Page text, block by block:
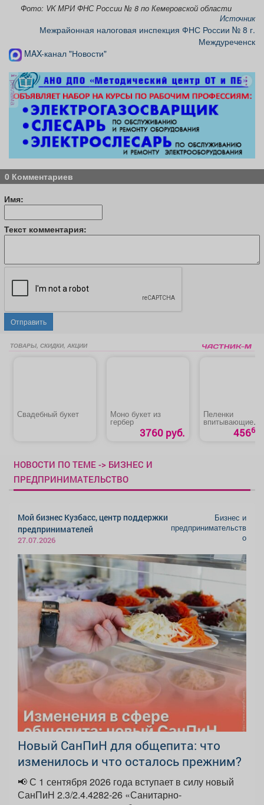
Фото: VK МРИ ФНС России № 8 по Кемеровской области
Источник
Межрайонная налоговая инспекция ФНС России № 8 г.
Междуреченск
MAX-канал "Новости"
реклама
0 Комментариев
Имя:
Текст комментария:
Отправить
ТОВАРЫ, СКИДКИ, АКЦИИ
Свадебный букет Моно букет из
гербер
3760 руб.
Пеленки
впитывающие
«Медлил»45660
НОВОСТИ ПО ТЕМЕ -> БИЗНЕС И
ПРЕДПРИНИМАТЕЛЬСТВО
Мой бизнес Кузбасс, центр поддержки
предпринимателей
27.07.2026
Бизнес и
предпринимательств
о
Новый СанПиН для общепита: что
изменилось и что осталось прежним?
📢 С 1 сентября 2026 года вступает в силу новый
СанПиН 2.3/2.4.4282-26 «Санитарно-